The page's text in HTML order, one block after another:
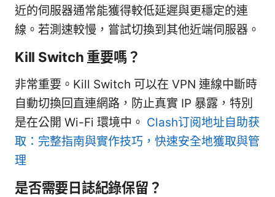
近的伺服器通常能獲得較低延遲與更穩定的連
線。若測速較慢，嘗試切換到其他近端伺服器。
Kill Switch 重要嗎？
非常重要。Kill Switch 可以在 VPN 連線中斷時
自動切換回直連網路，防止真實 IP 暴露，特別
是在公開 Wi-Fi 環境中。 Clash订阅地址自助获
取：完整指南與實作技巧，快速安全地獲取與管
理
是否需要日誌紀錄保留？